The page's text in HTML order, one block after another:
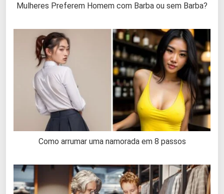
Mulheres Preferem Homem com Barba ou sem Barba?
Como arrumar uma namorada em 8 passos